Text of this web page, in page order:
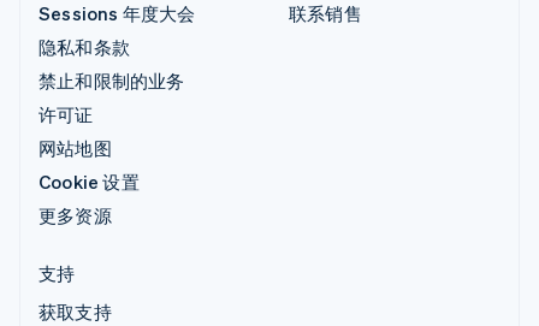
Sessions 年度大会
隐私和条款
禁止和限制的业务
许可证
网站地图
Cookie 设置
更多资源
联系销售
支持
获取支持